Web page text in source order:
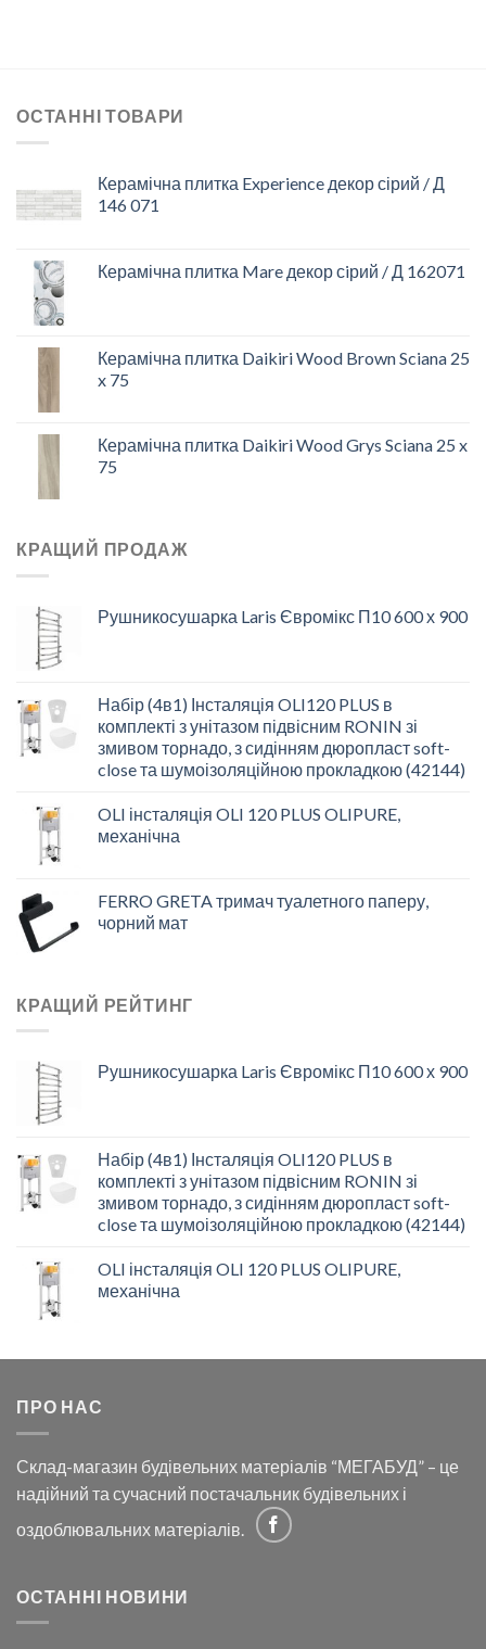
ОСТАННІ ТОВАРИ
Керамічна плитка Experience декор сірий / Д
146 071
Керамічна плитка Mare декор сiрий / Д 162071
Керамічна плитка Daikiri Wood Brown Sciana 25
x 75
Керамічна плитка Daikiri Wood Grys Sciana 25 x
75
КРАЩИЙ ПРОДАЖ
Рушникосушарка Laris Євромікс П10 600 х 900
Набір (4в1) Інсталяція OLI120 PLUS в
комплекті з унітазом підвісним RONIN зі
змивом торнадо, з сидінням дюропласт soft-
close та шумоізоляційною прокладкою (42144)
OLI інсталяція OLI 120 PLUS OLIPURE,
механічна
FERRO GRETA тримач туалетного паперу,
чорний мат
КРАЩИЙ РЕЙТИНГ
Рушникосушарка Laris Євромікс П10 600 х 900
Набір (4в1) Інсталяція OLI120 PLUS в
комплекті з унітазом підвісним RONIN зі
змивом торнадо, з сидінням дюропласт soft-
close та шумоізоляційною прокладкою (42144)
OLI інсталяція OLI 120 PLUS OLIPURE,
механічна
ПРО НАС
Склад-магазин будівельних матеріалів “МЕГАБУД” – це
надійний та сучасний постачальник будівельних і
оздоблювальних матеріалів.
ОСТАННІ НОВИНИ